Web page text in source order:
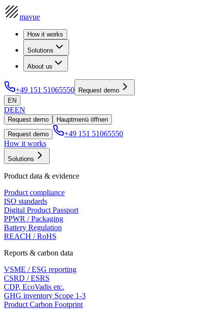
mavue
How it works
Solutions
About us
+49 151 51065550
Request demo
EN
DEEN
Request demo
Hauptmenü öffnen
Request demo
+49 151 51065550
How it works
Solutions
Product data & evidence
Product compliance
ISO standards
Digital Product Passport
PPWR / Packaging
Battery Regulation
REACH / RoHS
Reports & carbon data
VSME / ESG reporting
CSRD / ESRS
CDP, EcoVadis etc.
GHG inventory Scope 1-3
Product Carbon Footprint